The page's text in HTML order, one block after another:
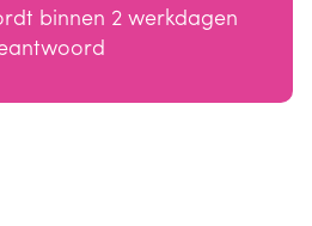
binnen 2 werkdagen